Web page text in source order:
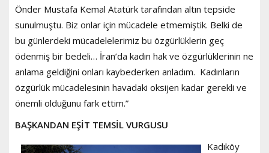
Önder Mustafa Kemal Atatürk tarafından altın tepside
sunulmuştu. Biz onlar için mücadele etmemiştik. Belki de
bu günlerdeki mücadelelerimiz bu özgürlüklerin geç
ödenmiş bir bedeli… İran’da kadın hak ve özgürlüklerinin ne
anlama geldiğini onları kaybederken anladım. Kadınların
özgürlük mücadelesinin havadaki oksijen kadar gerekli ve
önemli olduğunu fark ettim.”
BAŞKANDAN EŞİT TEMSİL VURGUSU
Kadıköy